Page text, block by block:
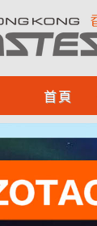
首頁